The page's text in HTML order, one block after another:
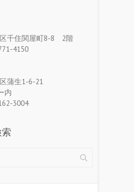
千住関屋町8-8 2階
4150
蒲生1-6-21
内
3004